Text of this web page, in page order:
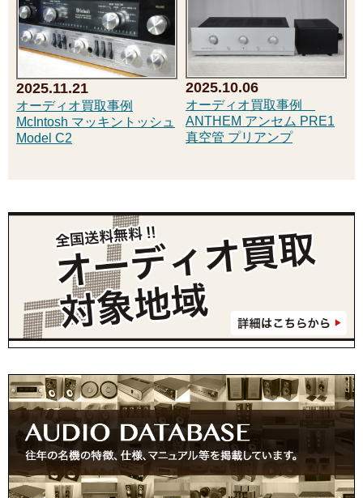
2025.11.21
オーディオ買取事例
McIntosh マッキントッシュ
Model C2
2025.10.06
オーディオ買取事例
ANTHEM アンセム PRE1
真空管 プリアンプ